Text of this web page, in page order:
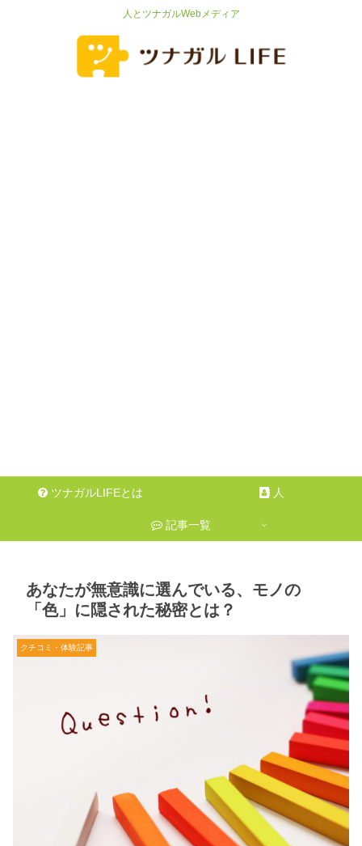
人とツナガルWebメディア
ツナガルLIFEとは 人
記事一覧
あなたが無意識に選んでいる、モノの
「色」に隠された秘密とは？
クチコミ・体験記事